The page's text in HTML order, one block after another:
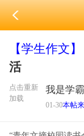
【学生作文】
活
点击重新
加载
我是学霸
01-30本帖